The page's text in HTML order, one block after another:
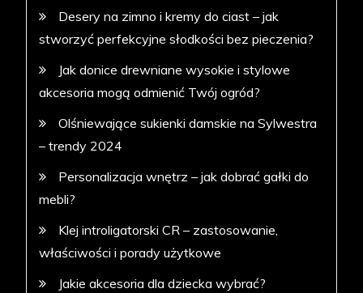
Desery na zimno i kremy do ciast – jak
stworzyć perfekcyjne słodkości bez pieczenia?
Jak donice drewniane wysokie i stylowe
akcesoria mogą odmienić Twój ogród?
Olśniewające sukienki damskie na Sylwestra
– trendy 2024
Personalizacja wnętrz – jak dobrać gałki do
mebli?
Klej introligatorski CR – zastosowanie,
właściwości i porady użytkowe
Jakie akcesoria dla dziecka wybrać?